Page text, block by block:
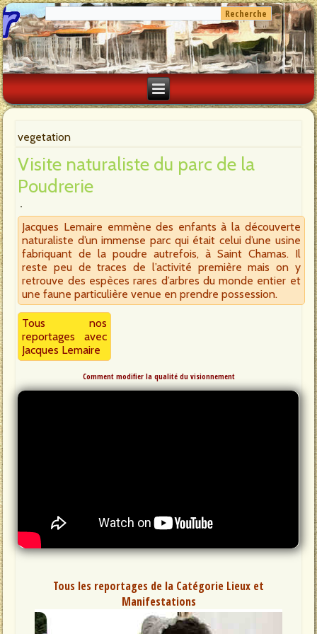
vegetation
Visite naturaliste du parc de la
Poudrerie
Jacques Lemaire emmène des enfants à la découverte
naturaliste d’un immense parc qui était celui d’une usine
fabriquant de la poudre autrefois, à Saint Chamas. Il
reste peu de traces de l’activité première mais on y
retrouve des espèces rares d’arbres du monde entier et
une faune particulière venue en prendre possession.
Tous nos
reportages avec
Jacques Lemaire
Comment modifier la qualité du visionnement
Tous les reportages de la Catégorie Lieux et
Manifestations